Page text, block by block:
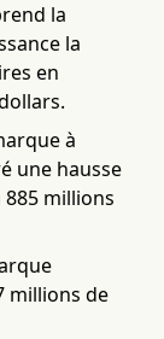
la
la
en
à
une hausse
millions
millions de